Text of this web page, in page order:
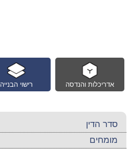
רישוי הבנייה אדריכלות והנדסה
סדר הדין
מומחים